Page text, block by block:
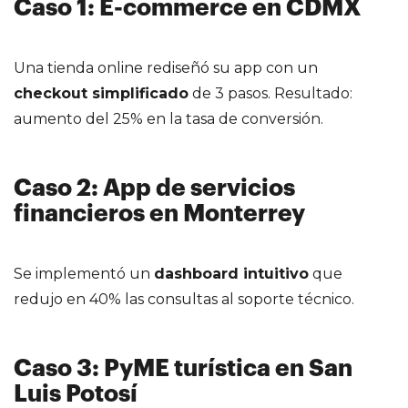
Caso 1: E-commerce en CDMX
Una tienda online rediseñó su app con un
checkout simplificado de 3 pasos. Resultado:
aumento del 25% en la tasa de conversión.
Caso 2: App de servicios
financieros en Monterrey
Se implementó un dashboard intuitivo que
redujo en 40% las consultas al soporte técnico.
Caso 3: PyME turística en San
Luis Potosí